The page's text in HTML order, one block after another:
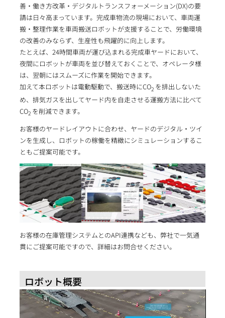
善・働き方改革・デジタルトランスフォーメーション(DX)の要
請は日々高まっています。完成車物流の現場において、車両運
搬・整理作業を車両搬送ロボットが支援することで、労働環境
の改善のみならず、生産性も飛躍的に向上します。
たとえば、24時間車両が運び込まれる完成車ヤードにおいて、
夜間にロボットが車両を並び替えておくことで、オペレータ様
は、翌朝にはスムーズに作業を開始できます。
加えて本ロボットは電動駆動で、搬送時にCO2 を排出しないた
め、排気ガスを出してヤード内を自走させる運搬方法に比べて
CO2 を削減できます。
お客様のヤードレイアウトに合わせ、ヤードのデジタル・ツイ
ンを生成し、ロボットの稼働を精緻にシミュレーションするこ
ともご提案可能です。
お客様の在庫管理システムとのAPI連携なども、弊社で一気通
貫にご提案可能ですので、詳細はお問合せください。
ロボット概要